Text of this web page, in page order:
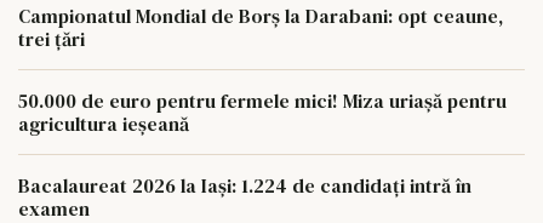
Campionatul Mondial de Borș la Darabani: opt ceaune,
trei țări
50.000 de euro pentru fermele mici! Miza uriașă pentru
agricultura ieșeană
Bacalaureat 2026 la Iași: 1.224 de candidați intră în
examen